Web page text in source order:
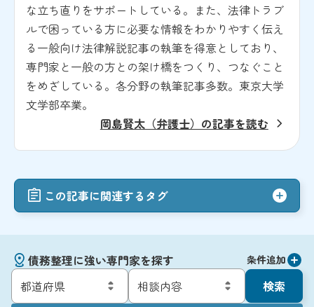
な立ち直りをサポートしている。また、法律トラブ
ルで困っている方に必要な情報をわかりやすく伝え
る一般向け法律解説記事の執筆を得意としており、
専門家と一般の方との架け橋をつくり、つなぐこと
をめざしている。各分野の執筆記事多数。東京大学
文学部卒業。
岡島賢太（弁護士）の記事を読む
この記事に関連するタグ
債務整理に強い専門家を探す 条件追加
検索